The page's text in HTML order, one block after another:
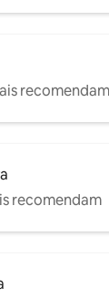
recomendam
recomendam